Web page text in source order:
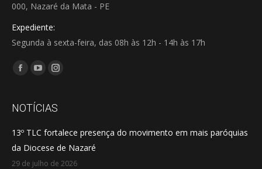
000, Nazaré da Mata - PE
Expediente:
Segunda à sexta-feira, das 08h às 12h - 14h às 17h
Encontre-nos em:
Facebook
opens
new
window
YouTube
opens
new
window
Instagram
opens
new
window
NOTÍCIAS
13º TLC fortalece presença do movimento em mais paróquias
da Diocese de Nazaré
29 de julho de 2026